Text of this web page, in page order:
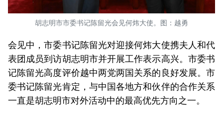
胡志明市市委书记陈留光会见何炜大使。图：越勇
会见中，市委书记陈留光对迎接何炜大使携夫人和代
表团成员到访胡志明市并开展工作表示高兴。市委书
记陈留光高度评价越中两党两国关系的良好发展。市
委书记陈留光肯定，与中国各地方和伙伴的合作关系
一直是胡志明市对外活动中的最高优先方向之一。